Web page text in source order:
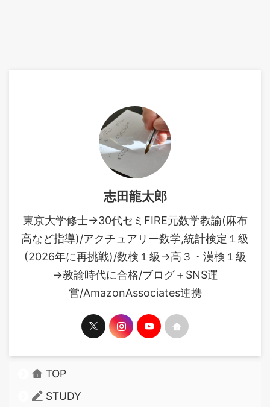
志田龍太郎
東京大学修士→30代セミFIRE元数学教諭(麻布
高など指導)/アクチュアリー数学,統計検定１級
(2026年に再挑戦)/数検１級→高３・漢検１級
→教諭時代に合格/ブログ＋SNS運
営/AmazonAssociates連携
TOP
STUDY